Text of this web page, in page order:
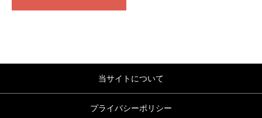
当サイトについて
プライバシーポリシー